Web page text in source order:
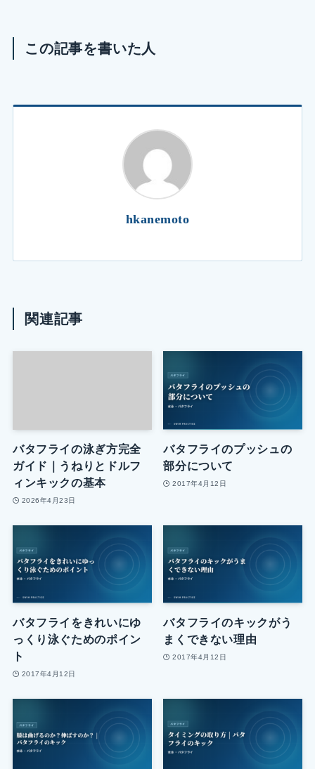
この記事を書いた人
hkanemoto
関連記事
バタフライの泳ぎ方完全
ガイド｜うねりとドルフ
ィンキックの基本
2026年4月23日
バタフライのプッシュの
部分について
2017年4月12日
バタフライをきれいにゆ
っくり泳ぐためのポイン
ト
2017年4月12日
バタフライのキックがう
まくできない理由
2017年4月12日